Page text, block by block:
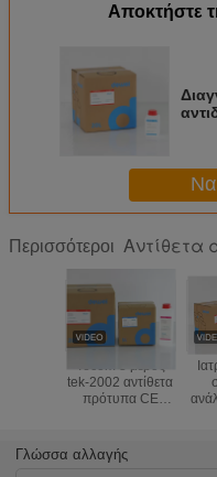
Αποκτήστε
Να
Περισσότεροι Αντίθετα
Tecom 3 μέρος
tek-2002 αντίθετα
πρότυπα CE
αντιδραστηρίων
κυττάρων
Γλώσσα αλλαγής